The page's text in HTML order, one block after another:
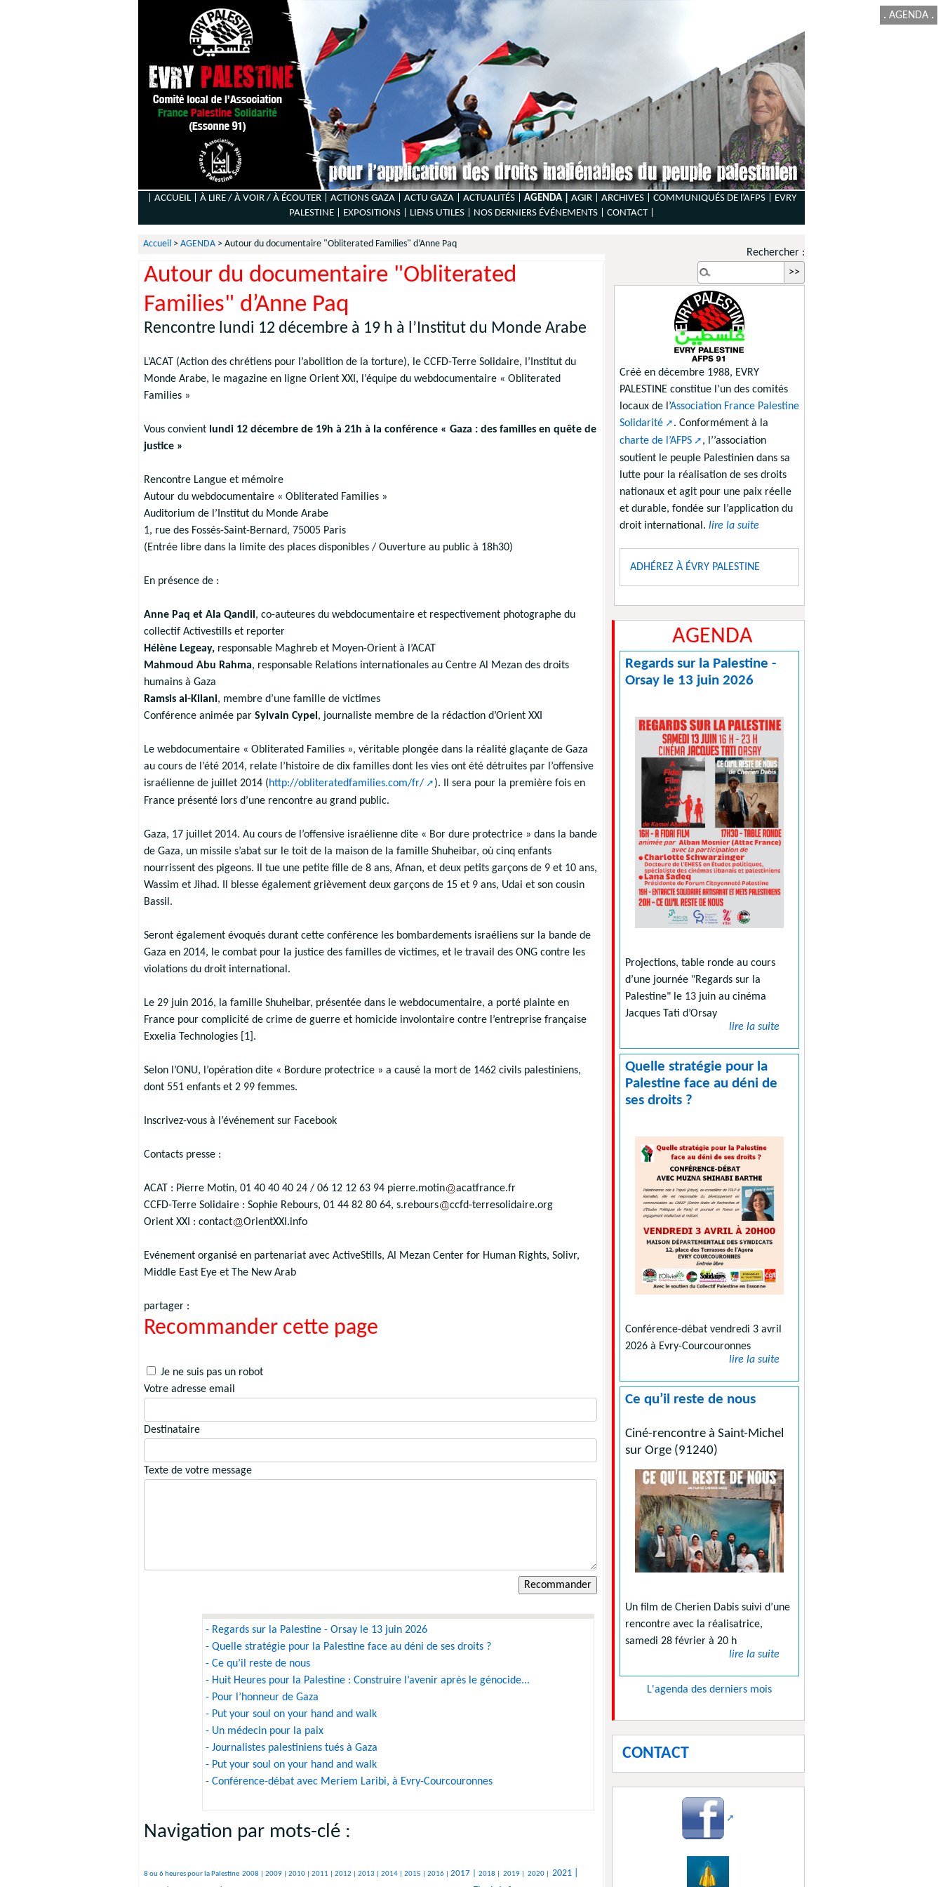
. AGENDA .
| ACCUEIL | À LIRE / À VOIR / À ÉCOUTER | ACTIONS GAZA | ACTU GAZA | ACTUALITÉS | AGENDA | AGIR | ARCHIVES | COMMUNIQUÉS DE l’AFPS |
EVRY
PALESTINE |
EXPOSITIONS | LIENS UTILES | NOS DERNIERS ÉVÉNEMENTS | CONTACT|
Accueil > AGENDA > Autour du documentaire "Obliterated Families" d’Anne Paq
Autour du documentaire "Obliterated
Families" d’Anne Paq
Rencontre lundi 12 décembre à 19 h à l’Institut du Monde Arabe
L’ACAT (Action des chrétiens pour l’abolition de la torture), le CCFD-Terre Solidaire, l’Institut du
Monde Arabe, le magazine en ligne Orient XXI, l’équipe du webdocumentaire « Obliterated
Families »
Vous convient lundi 12 décembre de 19h à 21h à la conférence « Gaza : des familles en quête de
justice »
Rencontre Langue et mémoire
Autour du webdocumentaire « Obliterated Families »
Auditorium de l’Institut du Monde Arabe
1, rue des Fossés-Saint-Bernard, 75005 Paris
(Entrée libre dans la limite des places disponibles / Ouverture au public à 18h30)
En présence de :
Anne Paq et Ala Qandil , co-auteures du webdocumentaire et respectivement photographe du
collectif Activestills et reporter
Hélène Legeay, responsable Maghreb et Moyen-Orient à l’ACAT
Mahmoud Abu Rahma, responsable Relations internationales au Centre Al Mezan des droits
humains à Gaza
Ramsis al-Kilani, membre d’une famille de victimes
Conférence animée par Sylvain Cypel , journaliste membre de la rédaction d’Orient XXI
Le webdocumentaire « Obliterated Families », véritable plongée dans la réalité glaçante de Gaza
au cours de l’été 2014, relate l’histoire de dix familles dont les vies ont été détruites par l’offensive
israélienne de juillet 2014 (http://obliteratedfamilies.com/fr/
). Il sera pour la première fois en
France présenté lors d’une rencontre au grand public.
Gaza, 17 juillet 2014. Au cours de l’offensive israélienne dite « Bor dure protectrice » dans la bande
de Gaza, un missile s’abat sur le toit de la maison de la famille Shuheibar, où cinq enfants
nourrissent des pigeons. Il tue une petite fille de 8 ans, Afnan, et deux petits garçons de 9 et 10 ans,
Wassim et Jihad. Il blesse également grièvement deux garçons de 15 et 9 ans, Udai et son cousin
Bassil.
Seront également évoqués durant cette conférence les bombardements israéliens sur la bande de
Gaza en 2014, le combat pour la justice des familles de victimes, et le travail des ONG contre les
violations du droit international.
Le 29 juin 2016, la famille Shuheibar, présentée dans le webdocumentaire, a porté plainte en
France pour complicité de crime de guerre et homicide involontaire contre l’entreprise française
Exxelia Technologies [1].
Selon l’ONU, l’opération dite « Bordure protectrice » a causé la mort de 1462 civils palestiniens,
dont 551 enfants et 2 99 femmes.
Inscrivez-vous à l’événement sur Facebook
Contacts presse :
ACAT : Pierre Motin, 01 40 40 40 24 / 06 12 12 63 94 pierre.motin
acatfrance.fr
CCFD-Terre Solidaire : Sophie Rebours, 01 44 82 80 64, s.rebours
ccfd-terresolidaire.org
Orient XXI : contact
OrientXXI.info
Evénement organisé en partenariat avec ActiveStills, Al Mezan Center for Human Rights, Solivr,
Middle East Eye et The New Arab
partager :
Recommander cette page
Je ne suis pas un robot
Votre adresse email
Destinataire
Texte de votre message
- Regards sur la Palestine - Orsay le 13 juin 2026
- Quelle stratégie pour la Palestine face au déni de ses droits ?
- Ce qu’il reste de nous
- Huit Heures pour la Palestine : Construire l’avenir après le génocide...
- Pour l’honneur de Gaza
- Put your soul on your hand and walk
- Un médecin pour la paix
- Journalistes palestiniens tués à Gaza
- Put your soul on your hand and walk
- Conférence-débat avec Meriem Laribi, à Evry-Courcouronnes
Navigation par mots-clé :
506/3354
8 ou 6 heures pour la Palestine
237/3354 2008 |
315/3354 2009 |
265/3354 2010 |
380/3354 2011 |
349/3354 2012 |
227/3354 2013 |
293/3354 2014 |
252/3354 2015 |
546/3354 2016 |
801/3354 2017 |
221/3354 2018 |
109/3354 2019 |
150/3354 2020 |
1159/3354 2021 |
1199/3354
Rechercher :
Créé en décembre 1988, EVRY
PALESTINE constitue l’un des comités
locaux de l’Association France Palestine
Solidarité
. Conformément à la
charte de l’AFPS
, l’’association
soutient le peuple Palestinien dans sa
lutte pour la réalisation de ses droits
nationaux et agit pour une paix réelle
et durable, fondée sur l’application du
droit international. lire la suite
ADHÉREZ À ÉVRY PALESTINE
AGENDA
Regards sur la Palestine -
Orsay le 13 juin 2026
Projections, table ronde au cours
d’une journée "Regards sur la
Palestine" le 13 juin au cinéma
Jacques Tati d’Orsay
lire la suite
Quelle stratégie pour la
Palestine face au déni de
ses droits ?
Conférence-débat vendredi 3 avril
2026 à Evry-Courcouronnes
lire la suite
Ce qu’il reste de nous
Ciné-rencontre à Saint-Michel
sur Orge (91240)
Un film de Cherien Dabis suivi d’une
rencontre avec la réalisatrice,
samedi 28 février à 20 h
lire la suite
L'agenda des derniers mois
CONTACT